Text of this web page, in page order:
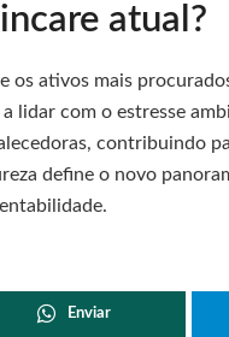
atual?
os ativos mais
a lidar com o estresse
contribuindo
define o novo
Enviar